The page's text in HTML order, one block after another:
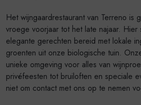
Het wijngaardrestaurant van Terreno is
vroege voorjaar tot het late najaar. Hier
elegante gerechten bereid met lokale
groenten uit onze biologische tuin.
unieke omgeving voor alles van
privéfeesten tot bruiloften en speciale
niet om contact met ons op te nemen